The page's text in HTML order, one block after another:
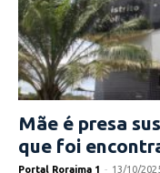
Mãe é presa
que foi
Portal Roraima 1 - 13/10/